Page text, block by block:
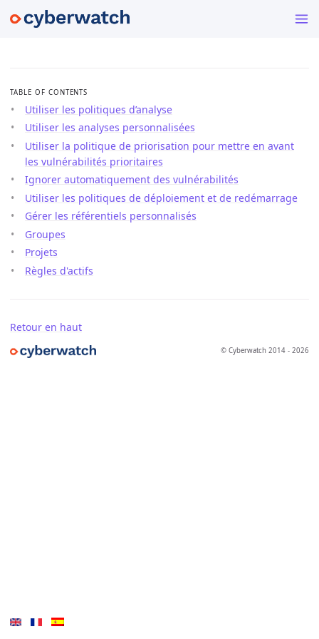
TABLE OF CONTENTS
Utiliser les politiques d’analyse
Utiliser les analyses personnalisées
Utiliser la politique de priorisation pour mettre en avant
les vulnérabilités prioritaires
Ignorer automatiquement des vulnérabilités
Utiliser les politiques de déploiement et de redémarrage
Gérer les référentiels personnalisés
Groupes
Projets
Règles d'actifs
Retour en haut
© Cyberwatch 2014 - 2026